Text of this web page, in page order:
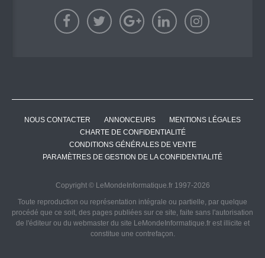
NOUS CONTACTER ANNONCEURS
MENTIONS LÉGALES
CHARTE DE CONFIDENTIALITÉ
CONDITIONS GÉNÉRALES DE VENTE
PARAMÈTRES DE GESTION DE LA CONFIDENTIALITÉ
Copyright © LeMondeInformatique.fr 1997-2026
Toute reproduction ou représentation intégrale ou partielle, par quelque
procédé que ce soit, des pages publiées sur ce site, faite sans l'autorisation
de l'éditeur ou du webmaster du site LeMondeInformatique.fr est illicite et
constitue une contrefaçon.